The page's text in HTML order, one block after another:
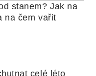
stanem? Jak na
na čem vařit
celé léto